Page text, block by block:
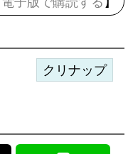
クリナップ